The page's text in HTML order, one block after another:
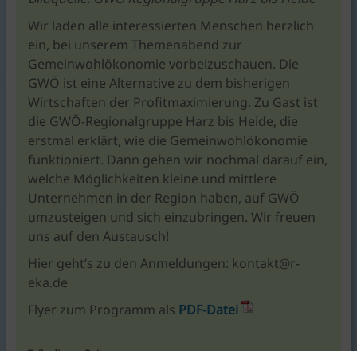
Wir laden alle interessierten Menschen herzlich
ein, bei unserem Themenabend zur
Gemeinwohlökonomie vorbeizuschauen. Die
GWÖ ist eine Alternative zu dem bisherigen
Wirtschaften der Profitmaximierung. Zu Gast ist
die GWÖ-Regionalgruppe Harz bis Heide, die
erstmal erklärt, wie die Gemeinwohlökonomie
funktioniert. Dann gehen wir nochmal darauf ein,
welche Möglichkeiten kleine und mittlere
Unternehmen in der Region haben, auf GWÖ
umzusteigen und sich einzubringen. Wir freuen
uns auf den Austausch!
Hier geht’s zu den Anmeldungen: kontakt@r-
eka.de
Flyer zum Programm als PDF-Datei